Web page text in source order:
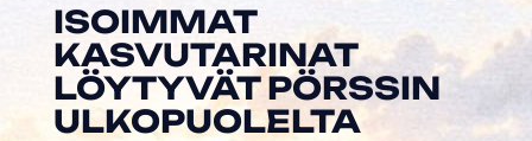
ISOIMMAT
KASVUTARINAT
LÖYTYVÄT PÖRSSIN
ULKOPUOLELTA